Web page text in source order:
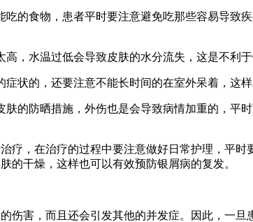
的食物，患者平时要注意避免吃那些容易导致
，水温过低会导致皮肤的水分流失，这是不利于
状的，还要注意不能长时间的在室外呆着，这样
的防晒措施，外伤也是会导致病情加重的，平
，在治疗的过程中要注意做好日常护理，平时
的干燥，这样也可以有效预防银屑病的复发。
害，而且还会引发其他的并发症。因此，一旦